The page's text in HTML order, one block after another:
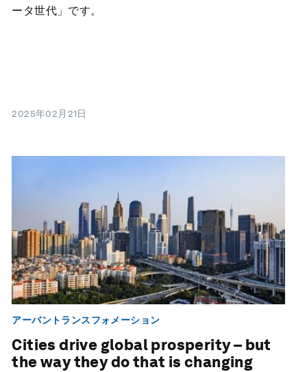
ータ世代」です。
2025年02月21日
アーバントランスフォメーション
Cities drive global prosperity – but
the way they do that is changing